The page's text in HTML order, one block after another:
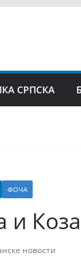
СРПСКА
ФОЧА
и
новости